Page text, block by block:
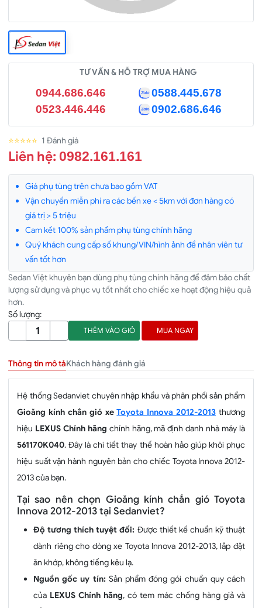
TƯ VẤN & HỖ TRỢ MUA HÀNG
0944.686.646
0588.445.678
0523.446.446
0902.686.646
⭐⭐⭐⭐⭐ 1 Đánh giá
Liên hệ: 0982.161.161
Giá phụ tùng trên chưa bao gồm VAT
Vận chuyển miễn phí ra các bến xe < 5km với đơn hàng có
giá trị > 5 triệu
Cam kết 100% sản phẩm phụ tùng chính hãng
Quý khách cung cấp số khung/VIN/hình ảnh để nhân viên tư
vấn tốt hơn
Sedan Việt khuyên bạn dùng phụ tùng chính hãng để đảm bảo chất
lượng sử dụng và phục vụ tốt nhất cho chiếc xe hoạt động hiệu quả
hơn.
Số lượng:
THÊM VÀO GIỎ MUA NGAY
Thông tin mô tảKhách hàng đánh giá
Hệ thống Sedanviet chuyên nhập khẩu và phân phối sản phẩm
Gioăng kính chắn gió xeToyota Innova 2012-2013 thương
hiệu LEXUS Chính hãng chính hãng, mã định danh nhà máy là
561170K040. Đây là chi tiết thay thế hoàn hảo giúp khôi phục
hiệu suất vận hành nguyên bản cho chiếc Toyota Innova 2012-
2013 của bạn.
Tại sao nên chọn Gioăng kính chắn gió Toyota
Innova 2012-2013 tại Sedanviet?
Độ tương thích tuyệt đối: Được thiết kế chuẩn kỹ thuật
dành riêng cho dòng xe Toyota Innova 2012-2013, lắp đặt
ăn khớp, không tiếng kêu lạ.
Nguồn gốc uy tín: Sản phẩm đóng gói chuẩn quy cách
của LEXUS Chính hãng, có tem mác chống hàng giả và